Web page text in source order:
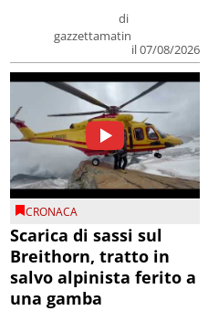
di
gazzettamatin
il 07/08/2026
CRONACA
Scarica di sassi sul
Breithorn, tratto in
salvo alpinista ferito a
una gamba